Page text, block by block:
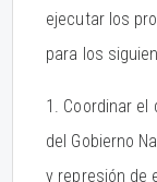
ejecutar los
para los
1. Coordinar
del Gobierno
y represión de